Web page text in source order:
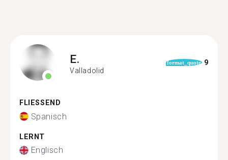
E.
Valladolid
format_quote 9
FLIESSEND
Spanisch
LERNT
Englisch